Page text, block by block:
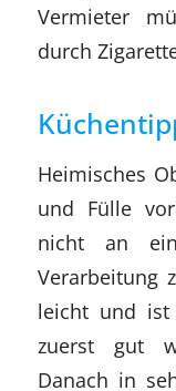
Vermieter
durch
Heimisches
und Fülle
nicht an
Verarbeitung
leicht und ist
zuerst gut
Danach in